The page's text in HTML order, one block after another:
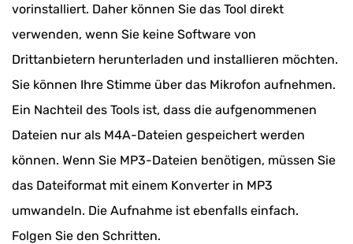
Fazit
FAQs
vorinstalliert. Daher können Sie das Tool direkt
verwenden, wenn Sie keine Software von
Drittanbietern herunterladen und installieren möchten.
Sie können Ihre Stimme über das Mikrofon aufnehmen.
Ein Nachteil des Tools ist, dass die aufgenommenen
Dateien nur als M4A-Dateien gespeichert werden
können. Wenn Sie MP3-Dateien benötigen, müssen Sie
das Dateiformat mit einem Konverter in MP3
umwandeln. Die Aufnahme ist ebenfalls einfach.
Folgen Sie den Schritten.